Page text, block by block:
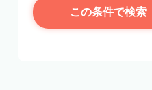
この条件で検索